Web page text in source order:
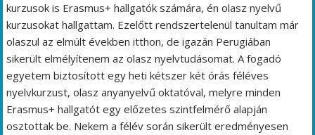
kurzusok is Erasmus+ hallgatók számára, én olasz nyelvű
kurzusokat hallgattam. Ezelőtt rendszertelenül tanultam már
olaszul az elmúlt években itthon, de igazán Perugiában
sikerült elmélyítenem az olasz nyelvtudásomat. A fogadó
egyetem biztosított egy heti kétszer két órás féléves
nyelvkurzust, olasz anyanyelvű oktatóval, melyre minden
Erasmus+ hallgatót egy előzetes szintfelmérő alapján
osztottak be. Nekem a félév során sikerült eredményesen